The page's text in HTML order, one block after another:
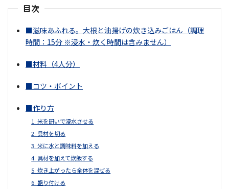
目次
■滋味あふれる。大根と油揚げの炊き込みごはん（調理
時間：15分 ※浸水・炊く時間は含みません）
■材料（4人分）
■コツ・ポイント
■作り方
1. 米を研いで浸水させる
2. 具材を切る
3. 米に水と調味料を加える
4. 具材を加えて炊飯する
5. 炊き上がったら全体を混ぜる
6. 盛り付ける